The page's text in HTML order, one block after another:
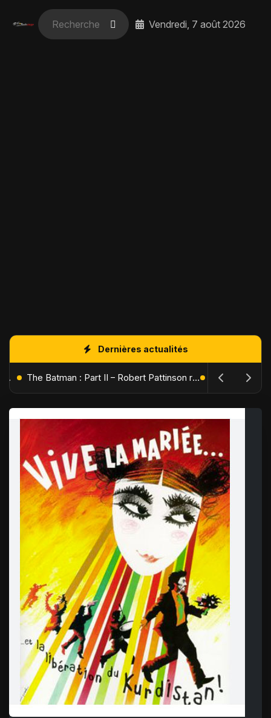
Vendredi, 7 août 2026
Dernières actualités
L'Âge de Glace : Le Réveil du Volcan – Manny, Sid et Diego de retour pour une aventure explosive The Batman : Part II – Robert Pattinson replonge dans les ténèbres de Gotham dès octobre 2027